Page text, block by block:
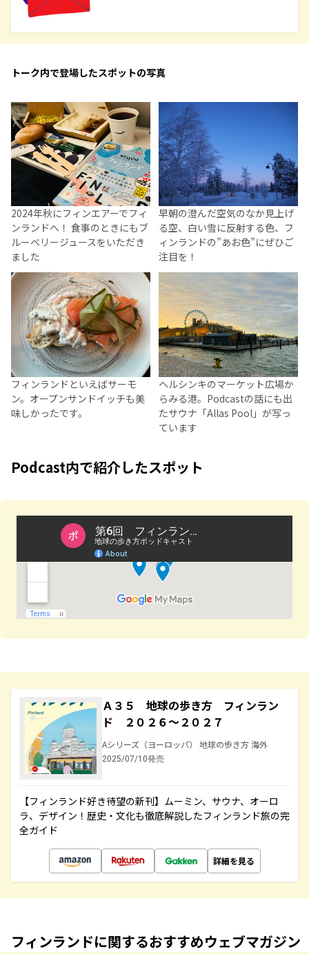
トーク内で登場したスポットの写真
2024年秋にフィンエアーでフィ
ンランドへ！ 食事のときにもブ
ルーベリージュースをいただき
ました
早朝の澄んだ空気のなか見上げ
る空、白い雪に反射する色、フ
ィンランドの”あお色”にぜひご
注目を！
フィンランドといえばサーモ
ン。オープンサンドイッチも美
味しかったです。
ヘルシンキのマーケット広場か
らみる港。Podcastの話にも出
たサウナ「Allas Pool」が写っ
ています
Podcast内で紹介したスポット
Ａ３５ 地球の歩き方 フィンラン
ド ２０２６～２０２７
Aシリーズ（ヨーロッパ） 地球の歩き方 海外
2025/07/10発売
【フィンランド好き待望の新刊】ムーミン、サウナ、オーロ
ラ、デザイン！歴史・文化も徹底解説したフィンランド旅の完
全ガイド
詳細を見る
フィンランドに関するおすすめウェブマガジン